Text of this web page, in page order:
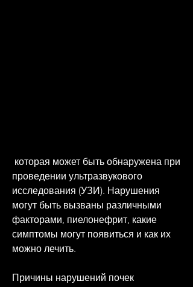
проведении ультразвукового
исследования (УЗИ). Нарушения
могут быть вызваны различными
факторами, пиелонефрит, какие
симптомы могут появиться и как их
можно лечить.
Причины нарушений почек